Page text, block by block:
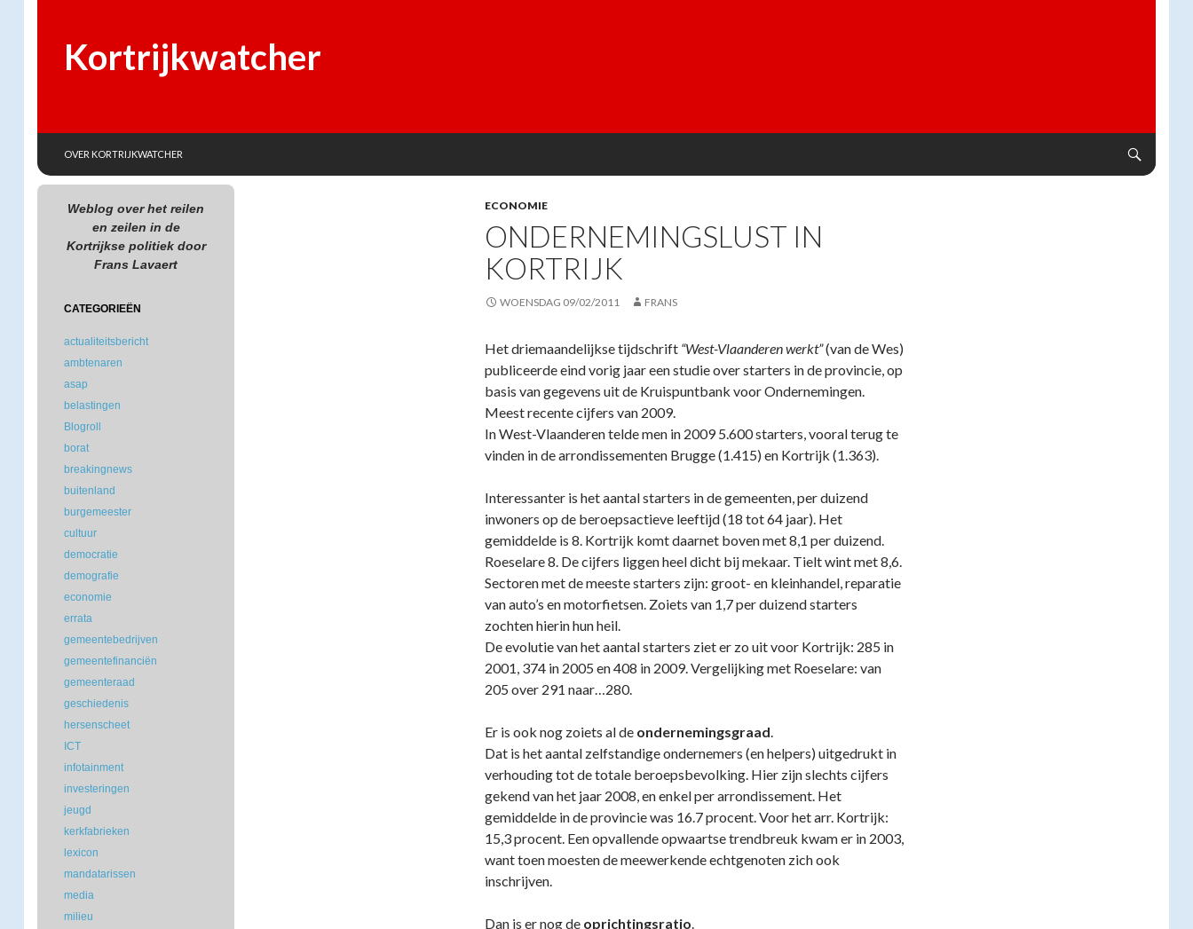
Kortrijkwatcher
OVER KORTRIJKWATCHER
ECONOMIE
ONDERNEMINGSLUST IN
KORTRIJK
WOENSDAG 09/02/2011 FRANS
Het driemaandelijkse tijdschrift “West-Vlaanderen werkt”(van de Wes)
publiceerde eind vorig jaar een studie over starters in de provincie, op
basis van gegevens uit de Kruispuntbank voor Ondernemingen.
Meest recente cijfers van 2009.
In West-Vlaanderen telde men in 2009 5.600 starters, vooral terug te
vinden in de arrondissementen Brugge (1.415) en Kortrijk (1.363).
Interessanter is het aantal starters in de gemeenten, per duizend
inwoners op de beroepsactieve leeftijd (18 tot 64 jaar). Het
gemiddelde is 8. Kortrijk komt daarnet boven met 8,1 per duizend.
Roeselare 8. De cijfers liggen heel dicht bij mekaar. Tielt wint met 8,6.
Sectoren met de meeste starters zijn: groot- en kleinhandel, reparatie
van auto’s en motorfietsen. Zoiets van 1,7 per duizend starters
zochten hierin hun heil.
De evolutie van het aantal starters ziet er zo uit voor Kortrijk: 285 in
2001, 374 in 2005 en 408 in 2009. Vergelijking met Roeselare: van
205 over 291 naar…280.
Er is ook nog zoiets al de ondernemingsgraad.
Dat is het aantal zelfstandige ondernemers (en helpers) uitgedrukt in
verhouding tot de totale beroepsbevolking. Hier zijn slechts cijfers
gekend van het jaar 2008, en enkel per arrondissement. Het
gemiddelde in de provincie was 16.7 procent. Voor het arr. Kortrijk:
15,3 procent. Een opvallende opwaartse trendbreuk kwam er in 2003,
want toen moesten de meewerkende echtgenoten zich ook
inschrijven.
Dan is er nog de oprichtingsratio.
Weblog over het reilen
en zeilen in de
Kortrijkse politiek door
Frans Lavaert
CATEGORIEËN
actualiteitsbericht
ambtenaren
asap
belastingen
Blogroll
borat
breakingnews
buitenland
burgemeester
cultuur
democratie
demografie
economie
errata
gemeentebedrijven
gemeentefinanciën
gemeenteraad
geschiedenis
hersenscheet
ICT
infotainment
investeringen
jeugd
kerkfabrieken
lexicon
mandatarissen
media
milieu